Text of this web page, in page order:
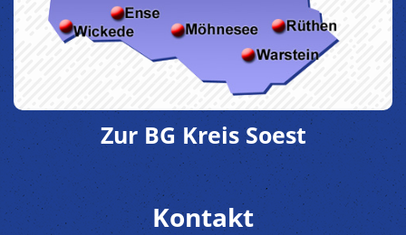
Zur BG Kreis Soest
Kontakt